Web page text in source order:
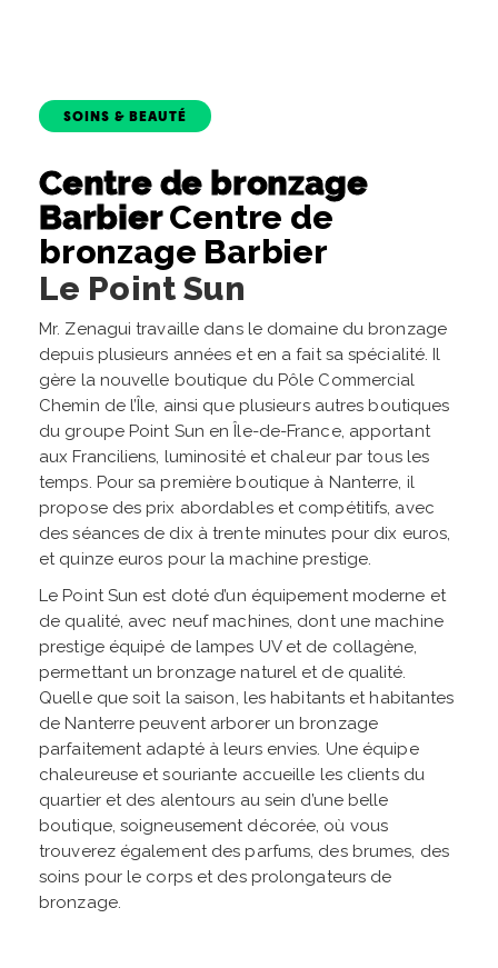
SOINS & BEAUTÉ
Centre de bronzage
BarbierCentre de
bronzage Barbier
Le Point Sun
Mr. Zenagui travaille dans le domaine du bronzage
depuis plusieurs années et en a fait sa spécialité. Il
gère la nouvelle boutique du Pôle Commercial
Chemin de l’Île, ainsi que plusieurs autres boutiques
du groupe Point Sun en Île-de-France, apportant
aux Franciliens, luminosité et chaleur par tous les
temps. Pour sa première boutique à Nanterre, il
propose des prix abordables et compétitifs, avec
des séances de dix à trente minutes pour dix euros,
et quinze euros pour la machine prestige.
Le Point Sun est doté d’un équipement moderne et
de qualité, avec neuf machines, dont une machine
prestige équipé de lampes UV et de collagène,
permettant un bronzage naturel et de qualité.
Quelle que soit la saison, les habitants et habitantes
de Nanterre peuvent arborer un bronzage
parfaitement adapté à leurs envies. Une équipe
chaleureuse et souriante accueille les clients du
quartier et des alentours au sein d’une belle
boutique, soigneusement décorée, où vous
trouverez également des parfums, des brumes, des
soins pour le corps et des prolongateurs de
bronzage.